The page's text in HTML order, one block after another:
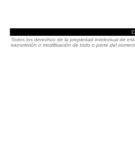
Todos los derechos de la propiedad intelectual de
transmisión o modificación de todo o parte del